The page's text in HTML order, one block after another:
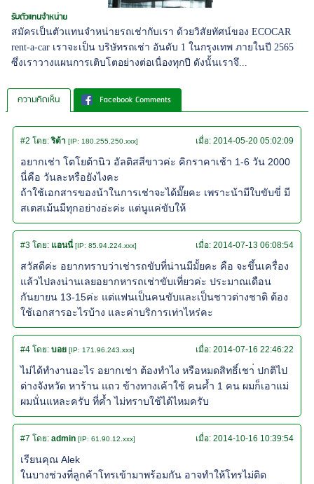
รับตัวแทนจำหน่าย
สมัครเป็นตัวแทนจำหน่ายรถเช่ากับเรา ด้วยวิสัยทัศน์ของ ECOCAR
rent-a-car เราจะเป็น บริษัทรถเช่า อันดับ 1 ในกรุงเทพ ภายในปี 2565
ซึ่งเราวางแผนการเติบโตอย่างต่อเนื่องทุกปี ดังนั้นเราจึ...
ความคิดเห็น Facebook Comments
#2 โดย:ริต้า [IP: 180.255.250.xxx] เมื่อ:2014-05-20 05:02:09
อยากเช่า โตโยต้านิว อัลติสสีขาวค่ะ คิกราคาเช้า 1-6 วัน 2000
นี่คือ วันละหรือยังไงคะ
ถ้าใช้เอกสารของน้าในการเช่าจะได้มั๊ยคะ เพราะน้ามีใบขับขี่ มี
สเตสเม้นมีทุกอย่างอ่ะค่ะ แต่นูแค่ขับให้
#3โดย: แอนนี่ [IP: 85.94.224.xxx] เมื่อ:2014-07-13 06:08:54
สวัสดีค่ะ อยากทราบว่าเช่ารถขับที่น่านมีมั้ยคะ คือ จะขึ้นเครื่อง
แล้วไปลงน่านเลยอยากหารถเช่าขับเที่ยวค่ะ ประมาณเดือน
กันยายน 13-15ค่ะ แต่แฟนเป็นคนขับและเป็นชาวต่างชาติ ต้อง
ใช้เอกสารอะไรบ้าง และค่าบริการเท่าไหร่คะ
#4โดย: บอย [IP: 171.96.243.xxx] เมื่อ:2014-07-16 22:46:22
ไม่ได้ทำงานอะไร อยากเช่า ต้องทำไง หรือหมดสิทธิ์เชา่ ปกติไป
ต่างจังหวัด หาร้าน แถว ข้างทางเค้าใช้ คนค้ำ 1 คน ผมก็เอาแม่
ผมนั่นแหละครับ ที่ค้ำ ไม่ทราบใช้ได้ไหมครับ
#7 โดย: admin [IP: 61.90.12.xxx] เมื่อ:2014-10-16 10:39:54
เรียนคุณ Alek
ในบางช่วงที่ลูกค้าโทรเข้ามาพร้อมกัน อาจทำให้โทรไม่ติด